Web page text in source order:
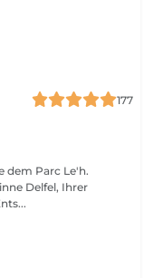
177
dem Parc Le'h.
Delfel, Ihrer